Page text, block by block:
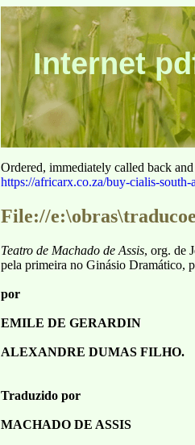
Internet
Ordered, immediately called back
https://africarx.co.za/buy-cialis-south-
File://
Teatro de Machado de Assis, org. de
pela primeira no Ginásio Dramático,
por
EMILE DE GERARDIN
ALEXANDRE DUMAS FILHO.
Traduzido por
MACHADO DE ASSIS